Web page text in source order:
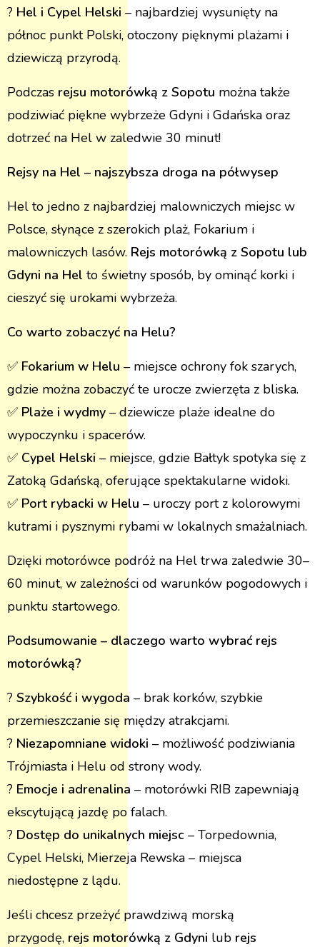
? Hel i Cypel Helski – najbardziej wysunięty na
północ punkt Polski, otoczony pięknymi plażami i
dziewiczą przyrodą​.
Podczas rejsu motorówką z Sopotu można także
podziwiać piękne wybrzeże Gdyni i Gdańska oraz
dotrzeć na Hel w zaledwie 30 minut!
Rejsy na Hel – najszybsza droga na półwysep
Hel to jedno z najbardziej malowniczych miejsc w
Polsce, słynące z szerokich plaż, Fokarium i
malowniczych lasów. Rejs motorówką z Sopotu lub
Gdyni na Hel to świetny sposób, by ominąć korki i
cieszyć się urokami wybrzeża​.
Co warto zobaczyć na Helu?
✅ Fokarium w Helu – miejsce ochrony fok szarych,
gdzie można zobaczyć te urocze zwierzęta z bliska​.
✅ Plaże i wydmy – dziewicze plaże idealne do
wypoczynku i spacerów​.
✅ Cypel Helski – miejsce, gdzie Bałtyk spotyka się z
Zatoką Gdańską, oferujące spektakularne widoki​.
✅ Port rybacki w Helu – uroczy port z kolorowymi
kutrami i pysznymi rybami w lokalnych smażalniach​.
Dzięki motorówce podróż na Hel trwa zaledwie 30–
60 minut, w zależności od warunków pogodowych i
punktu startowego.
Podsumowanie – dlaczego warto wybrać rejs
motorówką?
? Szybkość i wygoda – brak korków, szybkie
przemieszczanie się między atrakcjami.
? Niezapomniane widoki – możliwość podziwiania
Trójmiasta i Helu od strony wody.
? Emocje i adrenalina – motorówki RIB zapewniają
ekscytującą jazdę po falach.
? Dostęp do unikalnych miejsc – Torpedownia,
Cypel Helski, Mierzeja Rewska – miejsca
niedostępne z lądu​.
Jeśli chcesz przeżyć prawdziwą morską
przygodę, rejs motorówką z Gdyni lub rejs